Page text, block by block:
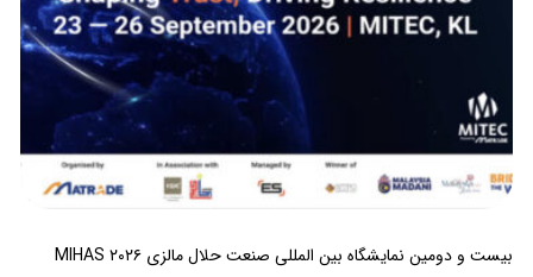
بیست و دومین نمایشگاه بین المللی صنعت حلال مالزی MIHAS ۲۰۲۶